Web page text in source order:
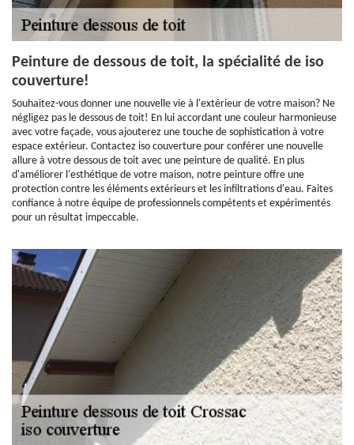
Peinture de dessous de toit, la spécialité de iso
couverture!
Souhaitez-vous donner une nouvelle vie à l'extérieur de votre maison? Ne
négligez pas le dessous de toit! En lui accordant une couleur harmonieuse
avec votre façade, vous ajouterez une touche de sophistication à votre
espace extérieur. Contactez iso couverture pour conférer une nouvelle
allure à votre dessous de toit avec une peinture de qualité. En plus
d'améliorer l'esthétique de votre maison, notre peinture offre une
protection contre les éléments extérieurs et les infiltrations d'eau. Faites
confiance à notre équipe de professionnels compétents et expérimentés
pour un résultat impeccable.